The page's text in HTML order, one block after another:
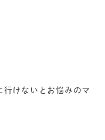
けないとお悩みのマ